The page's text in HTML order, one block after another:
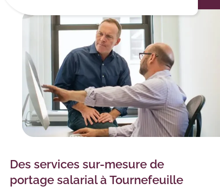
Des services sur-mesure de
portage salarial à Tournefeuille